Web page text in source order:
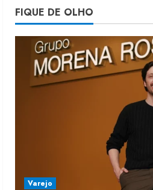
5
Morena Rosa
estoque
4 de agosto de
FIQUE DE OLHO
Varejo